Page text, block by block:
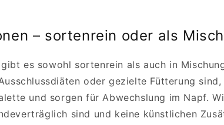
– sortenrein oder als
es sowohl sortenrein als auch in
oder gezielte Fütterung sind,
und sorgen für Abwechslung im Napf.
sind und keine künstlichen